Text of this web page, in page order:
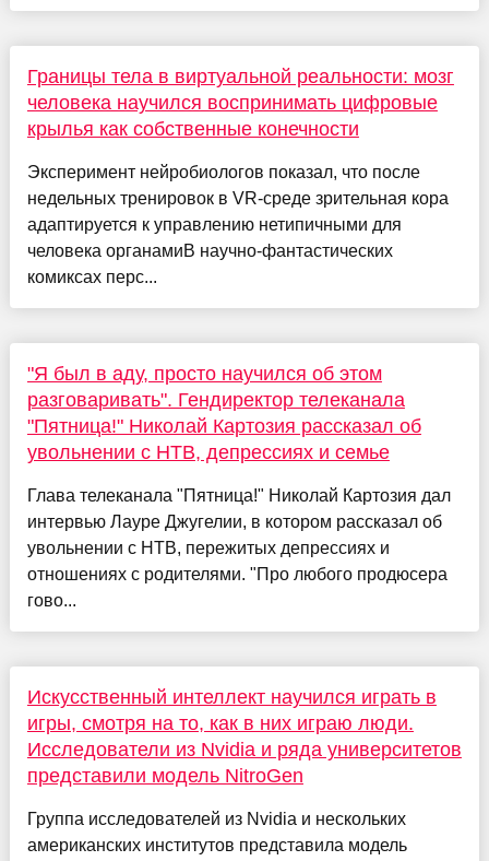
Границы тела в виртуальной реальности: мозг
человека научился воспринимать цифровые
крылья как собственные конечности
Эксперимент нейробиологов показал, что после
недельных тренировок в VR-среде зрительная кора
адаптируется к управлению нетипичными для
человека органамиВ научно-фантастических
комиксах перс...
"Я был в аду, просто научился об этом
разговаривать". Гендиректор телеканала
"Пятница!" Николай Картозия рассказал об
увольнении с НТВ, депрессиях и семье
Глава телеканала "Пятница!" Николай Картозия дал
интервью Лауре Джугелии, в котором рассказал об
увольнении с НТВ, пережитых депрессиях и
отношениях с родителями. "Про любого продюсера
гово...
Искусственный интеллект научился играть в
игры, смотря на то, как в них играю люди.
Исследователи из Nvidia и ряда университетов
представили модель NitroGen
Группа исследователей из Nvidia и нескольких
американских институтов представила модель